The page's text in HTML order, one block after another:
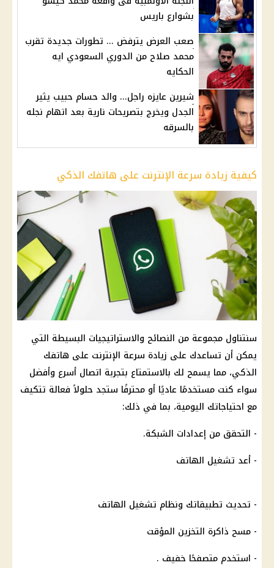
بشوارع باريس
صعب العرض يترفض ... تطورات جديدة تقرب
محمد صلاح من الدوري السعودي ايه
الحكايه
شيرين عايزه راجل... والد حسام حبيب يثير
الجدل ويخرج بتصريحات نارية بعد اتهام نجله
بالسرقه
كيفية زيادة سرعة الإنترنت على هاتفك الذكي
سنتناول مجموعة من النصائح والاستراتيجيات البسيطة التي
يمكن أن تساعدك على زيادة سرعة الإنترنت على هاتفك
الذكي، مما يسمح لك بالاستمتاع بتجربة اتصال أسرع وأفضل
سواء كنت مستخدمًا عاديًا أو محترفًا ستجد حلولاً فعالة تتكيف
مع احتياجاتك اليومية، بما في ذلك:
- التحقق من إعدادات الشبكة.
- أعد تشغيل الهاتف
- تحديث تطبيقاتك ونظام تشغيل الهاتف
- مسح ذاكرة التخزين المؤقت
- استخدم متصفحًا خفيف .